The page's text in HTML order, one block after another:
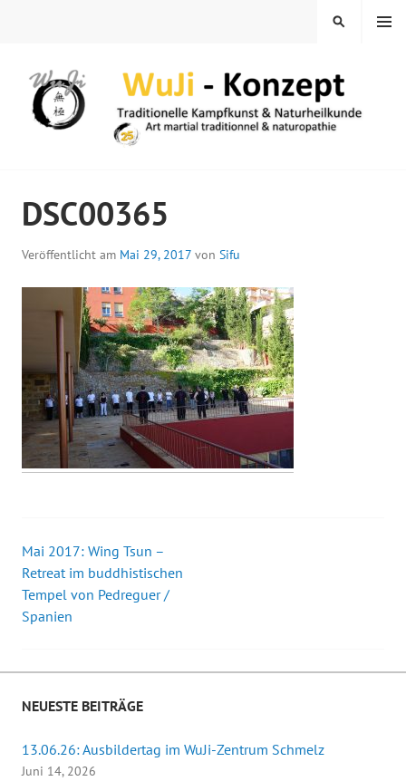
MENÜ
SUCHEN
DSC00365
Veröffentlicht am Mai 29, 2017 von Sifu
Beitrags-
Navigation
Mai 2017: Wing Tsun –
Retreat im buddhistischen
Tempel von Pedreguer /
Spanien
NEUESTE BEITRÄGE
13.06.26: Ausbildertag im WuJi-Zentrum Schmelz
Juni 14, 2026